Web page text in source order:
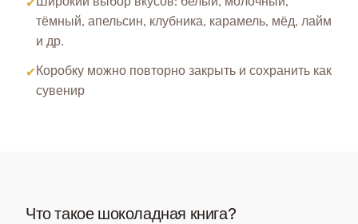
тёмный, апельсин, клубника, карамель, мёд, лайм
и др.
✔Коробку можно повторно закрыть и сохранить как
сувенир
Что такое шоколадная книга?